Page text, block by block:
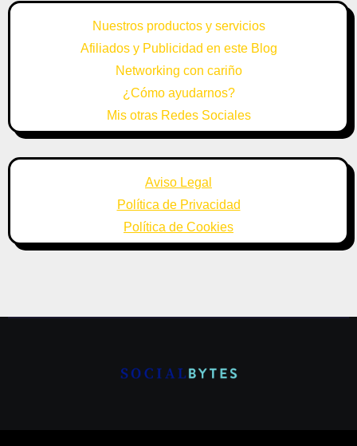
Nuestros productos y servicios
Afiliados y Publicidad en este Blog
Networking con cariño
¿Cómo ayudarnos?
Mis otras Redes Sociales
Aviso Legal
Política de Privacidad
Política de Cookies